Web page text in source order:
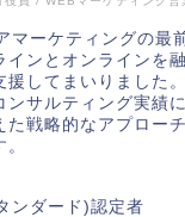
マーケティングの最
インとオンラインを
援してまいりました
ンサルティング実績
た戦略的なアプロー
ンダード)認定者